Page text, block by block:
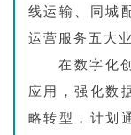
线运输、同城
运营服务五大
在数字化
应用，强化数
略转型，计划